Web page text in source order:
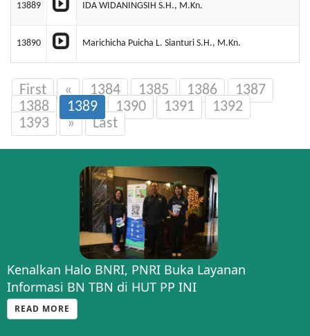
13889 IDA WIDANINGSIH S.H., M.Kn.
13890 Marichicha Puicha L. Sianturi S.H., M.Kn.
First « 1384 1385 1386
1387
1388
1389 1390 1391
1392
1393
» Last
Kenalkan Halo BNRI, PNRI Buka Layanan
Informasi BN TBN di HUT PP INI
READ MORE